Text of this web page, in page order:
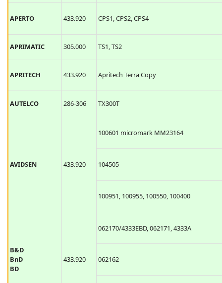
APERTO 433.920 CPS1, CPS2, CPS4
APRIMATIC 305.000 TS1, TS2
APRITECH 433.920 Apritech Terra Copy
AUTELCO 286-306 TX300T
AVIDSEN 433.920
100601 micromark MM23164
104505
100951, 100955, 100550, 100400
B&D
BnD
BD
433.920
062170/4333EBD, 062171, 4333A
062162